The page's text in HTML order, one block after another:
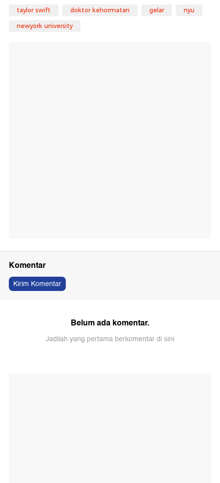
taylor swift doktor kehormatan gelar nyu
newyork university
Komentar
Kirim Komentar
Belum ada komentar.
Jadilah yang pertama berkomentar di sini